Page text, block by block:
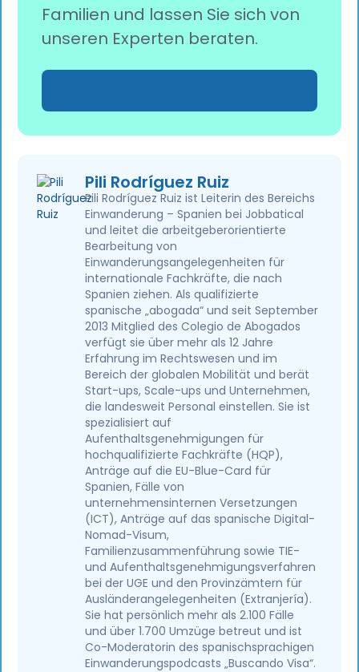
Familien und lassen Sie sich von
unseren Experten beraten.
Pili Rodríguez Ruiz
Pili Rodríguez Ruiz ist Leiterin des Bereichs
Einwanderung – Spanien bei Jobbatical
und leitet die arbeitgeberorientierte
Bearbeitung von
Einwanderungsangelegenheiten für
internationale Fachkräfte, die nach
Spanien ziehen. Als qualifizierte
spanische „abogada“ und seit September
2013 Mitglied des Colegio de Abogados
verfügt sie über mehr als 12 Jahre
Erfahrung im Rechtswesen und im
Bereich der globalen Mobilität und berät
Start-ups, Scale-ups und Unternehmen,
die landesweit Personal einstellen. Sie ist
spezialisiert auf
Aufenthaltsgenehmigungen für
hochqualifizierte Fachkräfte (HQP),
Anträge auf die EU-Blue-Card für
Spanien, Fälle von
unternehmensinternen Versetzungen
(ICT), Anträge auf das spanische Digital-
Nomad-Visum,
Familienzusammenführung sowie TIE-
und Aufenthaltsgenehmigungsverfahren
bei der UGE und den Provinzämtern für
Ausländerangelegenheiten (Extranjería).
Sie hat persönlich mehr als 2.100 Fälle
und über 1.700 Umzüge betreut und ist
Co-Moderatorin des spanischsprachigen
Einwanderungspodcasts „Buscando Visa“.